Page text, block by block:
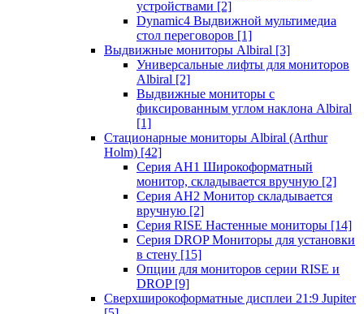
устройствами [2]
Dynamic4 Выдвижной мультимедиа
стол переговоров [1]
Выдвижные мониторы Albiral [3]
Универсальные лифты для мониторов
Albiral [2]
Выдвижные мониторы с
фиксированным углом наклона Albiral
[1]
Стационарные мониторы Albiral (Arthur
Holm) [42]
Серия AH1 Широкоформатный
монитор, складывается вручную [2]
Серия AH2 Монитор складывается
вручную [2]
Серия RISE Настенные мониторы [14]
Серия DROP Мониторы для установки
в стену [15]
Опции для мониторов серии RISE и
DROP [9]
Сверхширокоформатные дисплеи 21:9 Jupiter